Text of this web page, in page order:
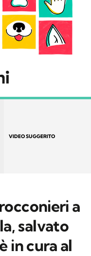
VIDEO SUGGERITO
a
salvato
in cura al